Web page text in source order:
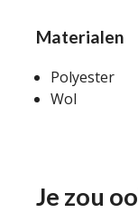
Materialen
Polyester
Wol
Je zou